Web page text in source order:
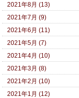
2021年8月 (13)
2021年7月 (9)
2021年6月 (11)
2021年5月 (7)
2021年4月 (10)
2021年3月 (8)
2021年2月 (10)
2021年1月 (12)